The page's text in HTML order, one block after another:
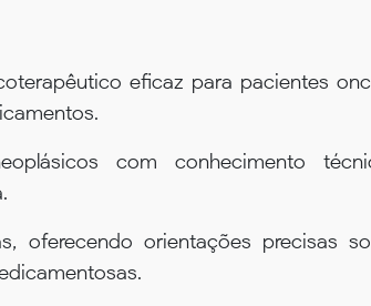
eficaz para pacientes
com conhecimento
oferecendo orientações precisas